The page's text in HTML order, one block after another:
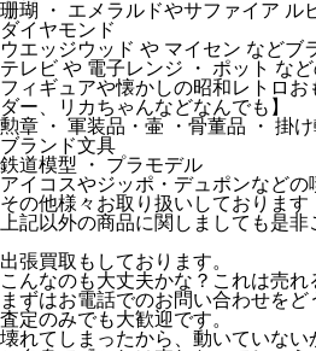
珊瑚 ・ エメラルドやサファイア ル
ダイヤモンド
ウエッジウッド や マイセン などブ
テレビ や 電子レンジ ・ ポット な
フィギュアや懐かしの昭和レトロお
ダー、リカちゃんなどなんでも】
勲章 ・ 軍装品・壷 ・骨董品 ・ 掛け
ブランド文具
鉄道模型 ・ プラモデル
アイコスやジッポ・デュポンなどの
その他様々お取り扱いしております
上記以外の商品に関しましても是
出張買取もしております。
こんなのも大丈夫かな？これは売れ
まずはお電話でのお問い合わせをど
査定のみでも大歓迎です。
壊れてしまったから、動いていない